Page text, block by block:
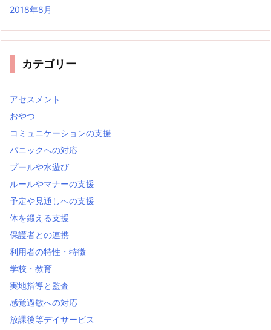
2018年8月
カテゴリー
アセスメント
おやつ
コミュニケーションの支援
パニックへの対応
プールや水遊び
ルールやマナーの支援
予定や見通しへの支援
体を鍛える支援
保護者との連携
利用者の特性・特徴
学校・教育
実地指導と監査
感覚過敏への対応
放課後等デイサービス